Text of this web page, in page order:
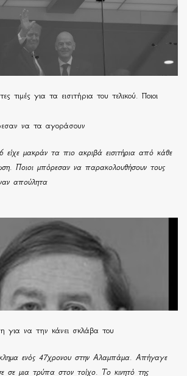
τιμές για τα εισιτήρια του τελικού. Ποιοι
να τα αγοράσουν
είχε μακράν τα πιο ακριβά εισιτήρια από κάθε
Ποιοι μπόρεσαν να παρακολουθήσουν τους
απούλητα
για να την κάνει σκλάβα του
ενός 47χρονου στην Αλαμπάμα. Απήγαγε
σε μια τρύπα στον τοίχο. Το κινητό της